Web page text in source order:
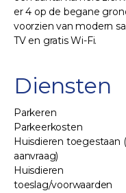
er 4 op de begane
voorzien van modern
TV en gratis Wi-Fi.
Diensten
Parkeren
Parkeerkosten
Huisdieren toegestaan
aanvraag)
Huisdieren
toeslag/voorwaarden